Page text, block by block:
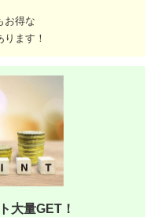
お得な
ます！
大量GET！